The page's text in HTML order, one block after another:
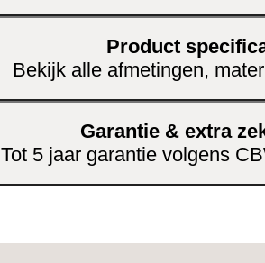
Product
Bekijk alle afmetingen,
Garantie & extra
Tot 5 jaar garantie volgens